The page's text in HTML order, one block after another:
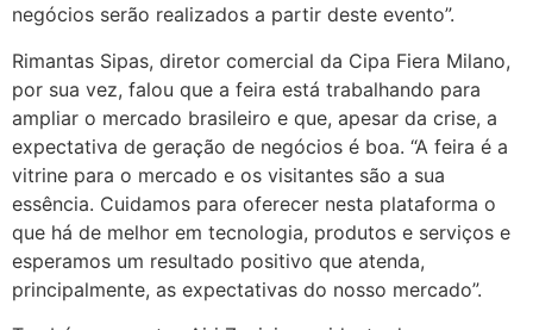
negócios serão realizados a partir deste evento”.
Rimantas Sipas, diretor comercial da Cipa Fiera Milano,
por sua vez, falou que a feira está trabalhando para
ampliar o mercado brasileiro e que, apesar da crise, a
expectativa de geração de negócios é boa. “A feira é a
vitrine para o mercado e os visitantes são a sua
essência. Cuidamos para oferecer nesta plataforma o
que há de melhor em tecnologia, produtos e serviços e
esperamos um resultado positivo que atenda,
principalmente, as expectativas do nosso mercado”.